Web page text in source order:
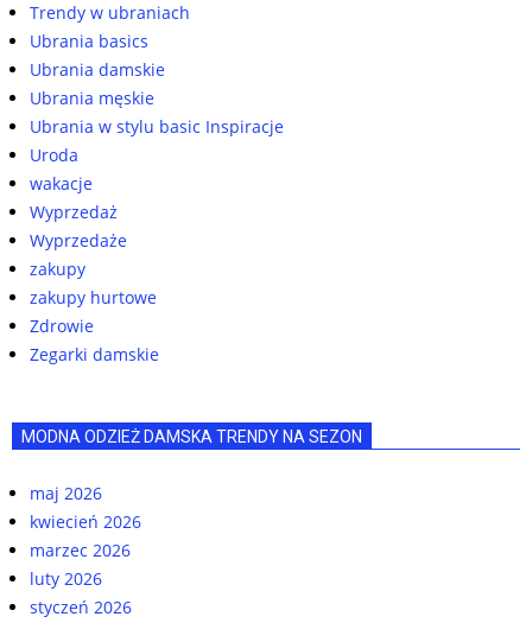
Trendy w ubraniach
Ubrania basics
Ubrania damskie
Ubrania męskie
Ubrania w stylu basic Inspiracje
Uroda
wakacje
Wyprzedaż
Wyprzedaże
zakupy
zakupy hurtowe
Zdrowie
Zegarki damskie
MODNA ODZIEŻ DAMSKA TRENDY NA SEZON
maj 2026
kwiecień 2026
marzec 2026
luty 2026
styczeń 2026